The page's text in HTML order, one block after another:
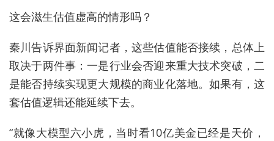
这会滋生估值虚高的情形吗？
秦川告诉界面新闻记者，这些估值能否接续，总体上
取决于两件事：一是行业会否迎来重大技术突破，二
是能否持续实现更大规模的商业化落地。如果有，这
套估值逻辑还能延续下去。
“就像大模型六小虎，当时看10亿美金已经是天价，